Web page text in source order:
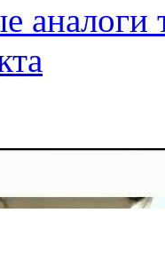
аналоги